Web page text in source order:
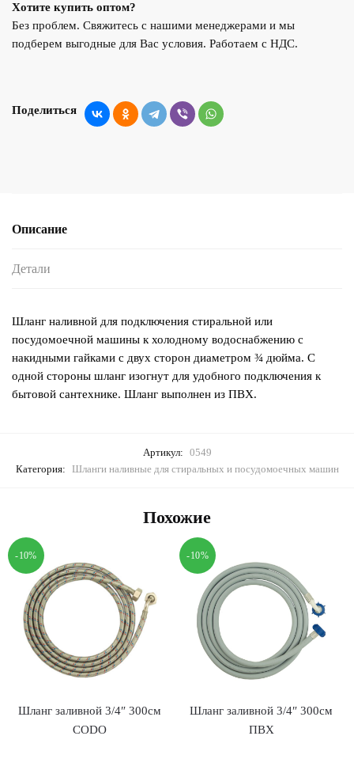
Хотите купить оптом?
Без проблем. Свяжитесь с нашими менеджерами и мы
подберем выгодные для Вас условия. Работаем с НДС.
Поделиться
Описание
Детали
Шланг наливной для подключения стиральной или
посудомоечной машины к холодному водоснабжению с
накидными гайками с двух сторон диаметром ¾ дюйма. С
одной стороны шланг изогнут для удобного подключения к
бытовой сантехнике. Шланг выполнен из ПВХ.
Артикул: 0549
Категория: Шланги наливные для стиральных и посудомоечных машин
Похожие
-10%
Шланг заливной 3/4″ 300см
CODO
-10%
Шланг заливной 3/4″ 300см
ПВХ